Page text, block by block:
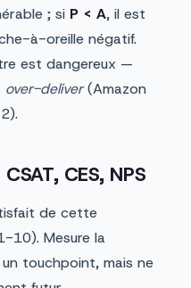
; si P < A, il est
à-oreille négatif.
est dangereux —
over-deliver(Amazon
CES, NPS
de cette
10). Mesure la
touchpoint, mais ne